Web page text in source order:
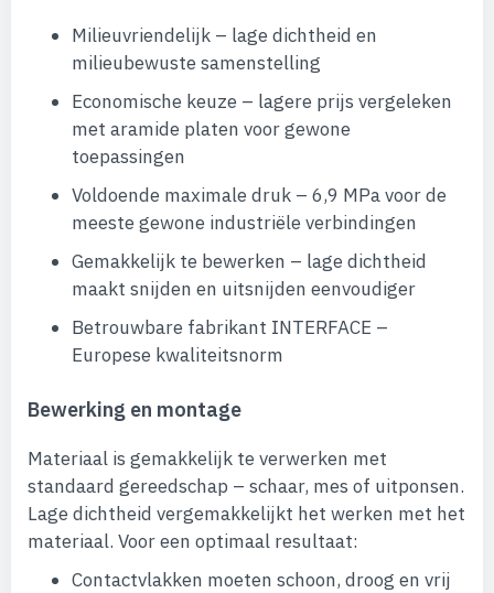
Milieuvriendelijk – lage dichtheid en
milieubewuste samenstelling
Economische keuze – lagere prijs vergeleken
met aramide platen voor gewone
toepassingen
Voldoende maximale druk – 6,9 MPa voor de
meeste gewone industriële verbindingen
Gemakkelijk te bewerken – lage dichtheid
maakt snijden en uitsnijden eenvoudiger
Betrouwbare fabrikant INTERFACE –
Europese kwaliteitsnorm
Bewerking en montage
Materiaal is gemakkelijk te verwerken met
standaard gereedschap – schaar, mes of uitponsen.
Lage dichtheid vergemakkelijkt het werken met het
materiaal. Voor een optimaal resultaat:
Contactvlakken moeten schoon, droog en vrij